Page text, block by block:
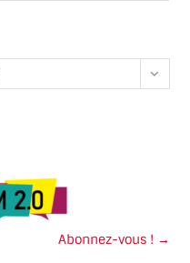
Abonnez-vous ! →